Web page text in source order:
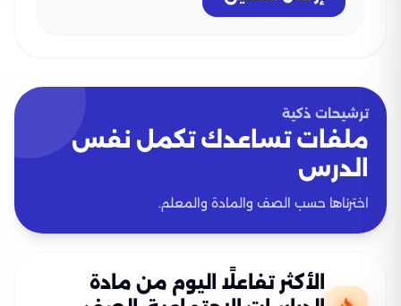
ترشيحات ذكية
ملفات تساعدك تكمل نفس
الدرس
اخترناها حسب الصف والمادة والمعلم.
الأكثر تفاعلًا اليوم من مادة